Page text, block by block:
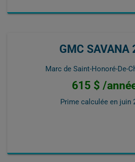
GMC SAVANA
Marc de Saint-Honoré-De-
615 $ /
Prime calculée en juin